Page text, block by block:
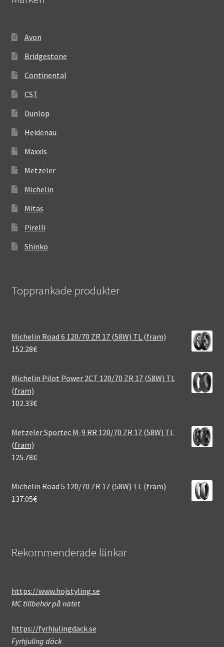
Avon
Bridgestone
Continental
CST
Dunlop
Heidenau
Maxxis
Metzeler
Michelin
Mitas
Pirelli
Shinko
Topprankade produkter
Michelin Road 6 120/70 ZR 17 (58W) TL (fram)
152.28€
Michelin Pilot Power 2CT 120/70 ZR 17 (58W) TL
(fram)
102.33€
Metzeler Sportec M-9 RR 120/70 ZR 17 (58W) TL
(fram)
125.78€
Michelin Road 5 120/70 ZR 17 (58W) TL (fram)
137.05€
Rekommenderade länkar
https://www.hojstyling.se
MC tillbehör på nätet
https://fyrhjulingdack.se
Fyrhjuling däck